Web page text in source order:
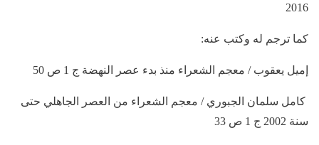
2016
كما ترجم له وكتب عنه:
إميل يعقوب / معجم الشعراء منذ بدء عصر النهضة ج 1 ص 50
كامل سلمان الجبوري / معجم الشعراء من العصر الجاهلي حتى
سنة 2002 ج 1 ص 33